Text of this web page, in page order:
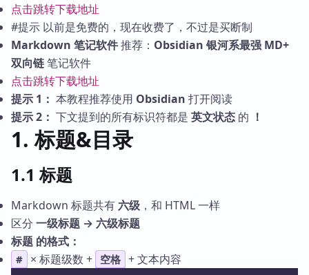
点击跳转下载地址
#提示 以前是免费的，现在收费了，不过是买断制
Markdown 笔记软件推荐： Obsidian 银河系最强 MD+
双向链笔记软件
点击跳转下载地址
提示 1： 本教程推荐使用 Obsidian 打开阅读
提示 2： 下文提到的所有标识符都是 英文状态 的 ！
1. 标题&目录
1.1 标题
Markdown 标题共有 六级 ，和 HTML 一样
区分 一级标题 → 六级标题
标题 的格式：
# × 标题级数 + 空格 + 文本内容